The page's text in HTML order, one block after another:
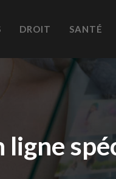
DROIT SANTÉ
ligne